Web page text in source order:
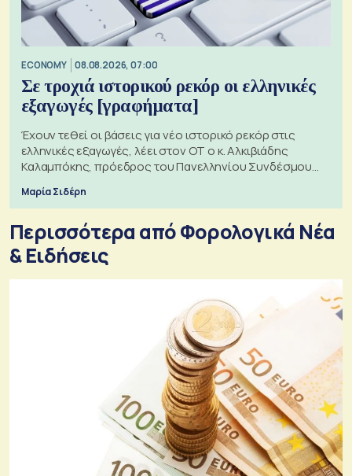
ECONOMY 08.08.2026, 07:00
Σε τροχιά ιστορικού ρεκόρ οι ελληνικές
εξαγωγές [γραφήματα]
Έχουν τεθεί οι βάσεις για νέο ιστορικό ρεκόρ στις
ελληνικές εξαγωγές, λέει στον ΟΤ ο κ. Αλκιβιάδης
Καλαμπόκης, πρόεδρος του Πανελληνίου Συνδέσμου
Μαρία Σιδέρη
Περισσότερα από Φορολογικά Νέα
& Eιδήσεις